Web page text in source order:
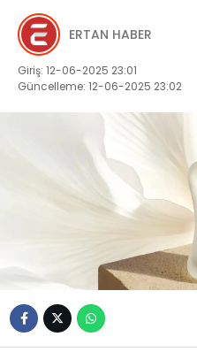
ERTAN HABER
Giriş: 12-06-2025 23:01
Güncelleme: 12-06-2025 23:02